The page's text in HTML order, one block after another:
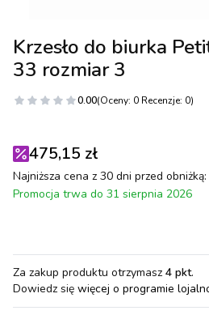
Krzesło do biurka
33 rozmiar 3
0.00(Oceny: 0 Recenzje: 0)
475,15 zł
Najniższa cena z 30 dni przed obniżką:
Promocja trwa do 31 sierpnia 2026
Za zakup produktu otrzymasz 4 pkt.
Dowiedz się więcej o programie